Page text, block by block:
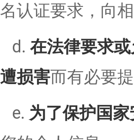
名认证要求，向
d. 在法律要求
遭损害而有必要
e. 为了保护国